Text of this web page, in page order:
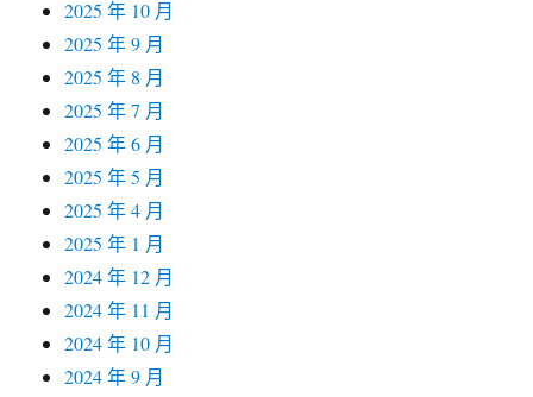
2025 年 10 月
2025 年 9 月
2025 年 8 月
2025 年 7 月
2025 年 6 月
2025 年 5 月
2025 年 4 月
2025 年 1 月
2024 年 12 月
2024 年 11 月
2024 年 10 月
2024 年 9 月